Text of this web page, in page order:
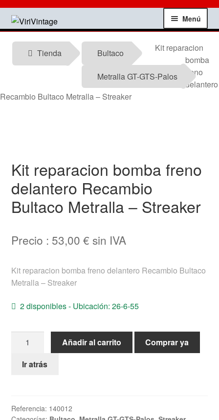
Ir
a
navegación
Ir
al
Menú
Tienda
Contactar
Testimonios
Ofertas
Tienda Bultaco
Metralla GT-GTS-Palos
Kit reparacion
bomba
freno
delantero
Recambio Bultaco Metralla – Streaker
Kit reparacion bomba freno
delantero Recambio
Bultaco Metralla – Streaker
Precio : 53,00 € sin IVA
Kit reparacion bomba freno delantero Recambio Bultaco
Metralla – Streaker
2 disponibles - Ubicación: 26-6-55
bomba
Bultaco
Añadir al carrito
Comprar ya
Ir atrás
Referencia: 140012